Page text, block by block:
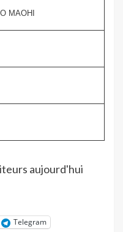
MAOHI
aujourd'hui
Telegram